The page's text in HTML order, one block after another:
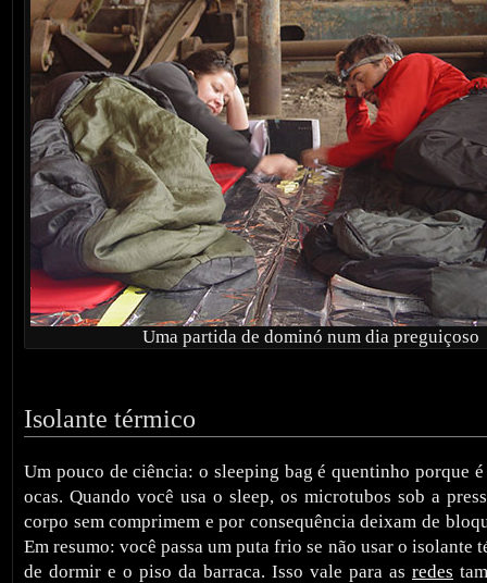
Uma partida de dominó num dia preguiçoso
Isolante térmico
Um pouco de ciência: o sleeping bag é quentinho porque
ocas. Quando você usa o sleep, os microtubos sob a
corpo sem comprimem e por consequência deixam de
Em resumo: você passa um puta frio se não usar o isolante
de dormir e o piso da barraca. Isso vale para as redes